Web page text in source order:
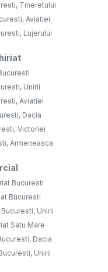
Tineretului
Aviatiei
Lujerului
Unirii
Aviatiei
Dacia
Victoriei
Armeneasca
Bucuresti
Bucuresti
Unirii
Satu Mare
Dacia
Unirii